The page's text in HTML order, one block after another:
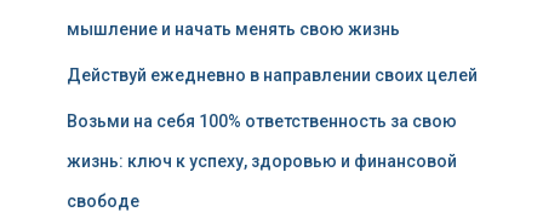
мышление и начать менять свою жизнь
Действуй ежедневно в направлении своих целей
Возьми на себя 100% ответственность за свою
жизнь: ключ к успеху, здоровью и финансовой
свободе